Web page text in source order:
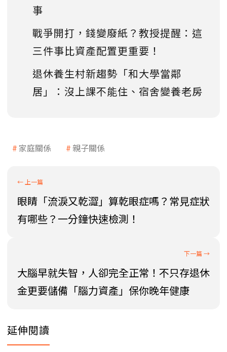
事
戰爭開打，錢變廢紙？教授提醒：這
三件事比資產配置更重要！
退休養生村新趨勢「和大學當鄰
居」：沒上課不能住、宿舍變養老房
家庭關係 親子關係
眼睛「流淚又乾澀」算乾眼症嗎？常見症狀
有哪些？一分鐘快速檢測！
大腦早就失智，人卻完全正常！不只存退休
金更要儲備「腦力資產」保你晚年健康
延伸閱讀